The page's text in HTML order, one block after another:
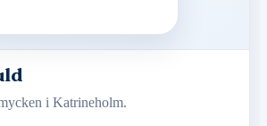
i Katrineholm.